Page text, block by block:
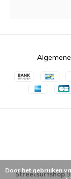
Streetsurfshop
Door het gebruiken